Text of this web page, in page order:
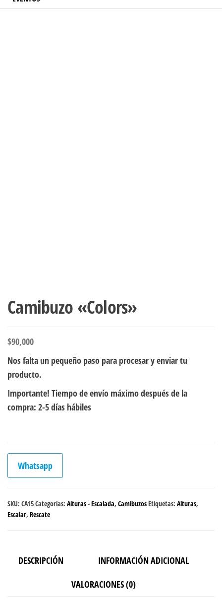
Camibuzo «Colors»
$90,000
Nos falta un pequeño paso para procesar y enviar tu
producto.
Importante! Tiempo de envío máximo después de la
compra: 2-5 días hábiles
Whatsapp
SKU: CA15Categorías: Alturas - Escalada, CamibuzosEtiquetas: Alturas,
Escalar, Rescate
DESCRIPCIÓN
INFORMACIÓN ADICIONAL
VALORACIONES (0)